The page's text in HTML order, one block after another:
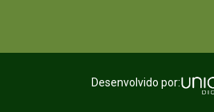
Desenvolvido por: